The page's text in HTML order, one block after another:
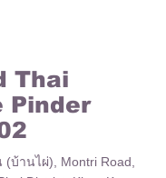
Thai
Pinder
บ้านไผ่), Montri Road,